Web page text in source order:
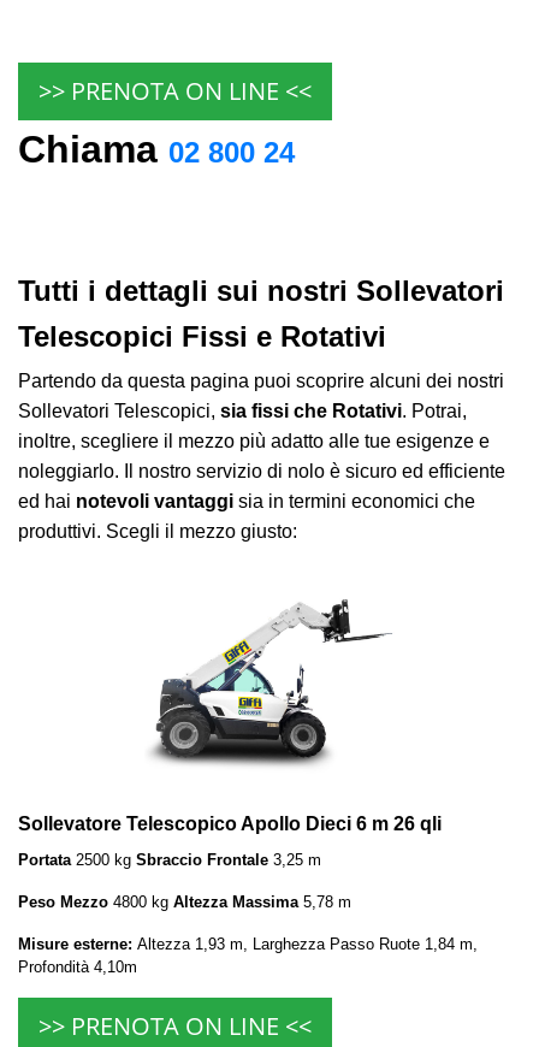
>> PRENOTA ON LINE <<
Chiama 02 800 24
Tutti i dettagli sui nostri Sollevatori
Telescopici Fissi e Rotativi
Partendo da questa pagina puoi scoprire alcuni dei nostri
Sollevatori Telescopici, sia fissi che Rotativi. Potrai,
inoltre, scegliere il mezzo più adatto alle tue esigenze e
noleggiarlo. Il nostro servizio di nolo è sicuro ed efficiente
ed hai notevoli vantaggi sia in termini economici che
produttivi. Scegli il mezzo giusto:
Sollevatore Telescopico Apollo Dieci 6 m 26 qli
Portata2500 kg Sbraccio Frontale 3,25 m
Peso Mezzo 4800 kg Altezza Massima5,78 m
Misure esterne: Altezza 1,93 m, Larghezza Passo Ruote 1,84 m,
Profondità 4,10m
>> PRENOTA ON LINE <<